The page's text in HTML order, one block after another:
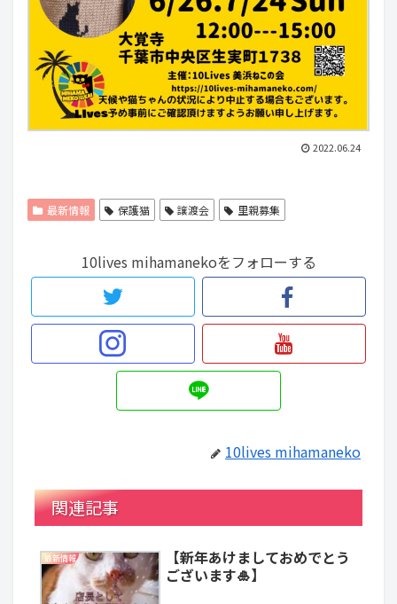
2022.06.24
最新情報 保護猫 譲渡会 里親募集
10lives mihamanekoをフォローする
10lives mihamaneko
関連記事
最新情報
【新年あけましておめでとう
ございます🎍】